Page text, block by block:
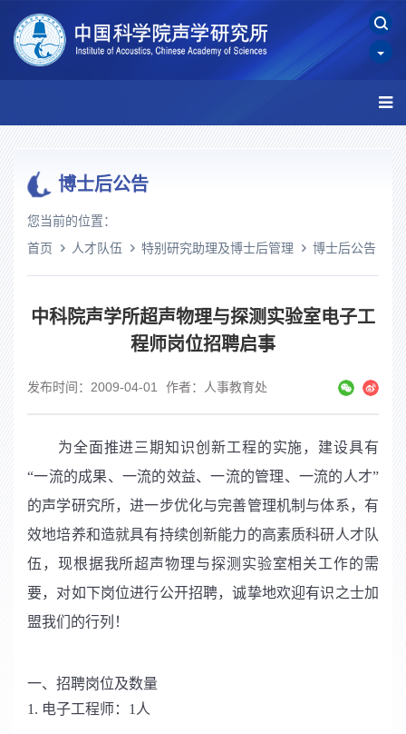
博士后公告
您当前的位置：
首页
人才队伍 特别研究助理及博士后管理 博士后公告
中科院声学所超声物理与探测实验室电子工
程师岗位招聘启事
发布时间：2009-04-01 作者：人事教育处
为全面推进三期知识创新工程的实施，建设具有
“一流的成果、一流的效益、一流的管理、一流的人才”
的声学研究所，进一步优化与完善管理机制与体系，有
效地培养和造就具有持续创新能力的高素质科研人才队
伍，现根据我所超声物理与探测实验室相关工作的需
要，对如下岗位进行公开招聘，诚挚地欢迎有识之士加
盟我们的行列！
一、招聘岗位及数量
1. 电子工程师：1人